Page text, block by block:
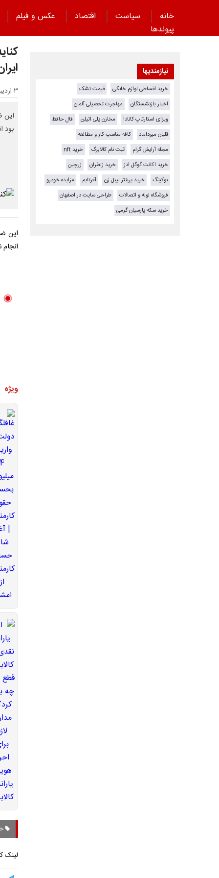
خانه سیاست اقتصاد عکس و فیلم
پیوند‌ها
۳ اردیبهشت ۱۴۰۵ - ۱۹:۳۷
این
بود
این
ویژه
لینک
نیازمندیها
خرید اقساطی لوازم خانگی
قیمت تشک
اخبار بازنشستگان
مهاجرت تحصیلی آلمان
ویزای استارتاپ کانادا
مخازن پلی اتیلن
فال حافظ
قلیان میرداماد
کافه مناسب کار و مطالعه
مجله آرایش گرام
ثبت نام کالابرگ
خرید nft
خرید اکانت گوگل ادز
خرید زعفران
زرچین
بوکینگ
خرید پرینتر لیبل زن آفرتایم
مزایده خودرو
فروشگاه لوله و اتصالات
طراحی سایت در اصفهان
خرید سکه پارسیان گرمی